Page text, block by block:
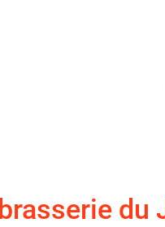
du